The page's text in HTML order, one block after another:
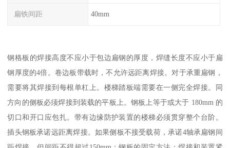
扁铁间距 40mm
钢格板的焊接高度不应小于包边扁钢的厚度，焊缝长度不应小于扁
钢厚度的4倍。卷边板带载时，不允许远距离焊接。对于承重扁钢，
需要将其焊接到每根单杠上。楼梯踏板端需要在一侧完全焊接。同
方向的侧板必须焊接到装载的平板上。钢板上等于或大于 180mm 的
切口和开口应包扎。带有边缘防护装置的楼梯必须贯穿整个台阶。
插头钢板承诺远距离焊接。如果侧板不接受载荷，承诺4轴承扁钢间